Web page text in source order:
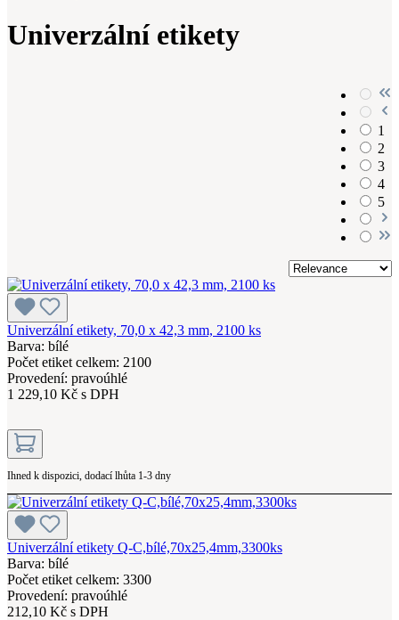
Univerzální etikety
1
2
3
4
5
Univerzální etikety, 70,0 x 42,3 mm, 2100 ks
Barva: bílé
Počet etiket celkem: 2100
Provedení: pravoúhlé
1 229,10 Kč s DPH
Ihned k dispozici, dodací lhůta 1-3 dny
Univerzální etikety Q-C,bílé,70x25,4mm,3300ks
Barva: bílé
Počet etiket celkem: 3300
Provedení: pravoúhlé
212,10 Kč s DPH